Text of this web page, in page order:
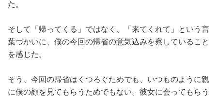
た。
そして「帰ってくる」ではなく、「来てくれて」という言
葉づかいに、僕の今回の帰省の意気込みを察していること
を感じた。
そう、今回の帰省はくつろぐためでも、いつものように親
に僕の顔を見てもらうためでもない。彼女に会ってもらう